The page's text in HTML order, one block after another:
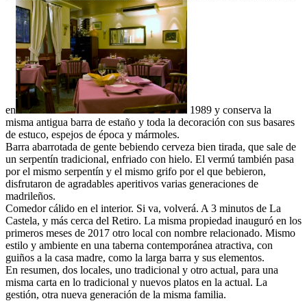
en
1989 y conserva la
misma antigua barra de estaño y toda la decoración con sus basares
de estuco, espejos de época y mármoles.
Barra abarrotada de gente bebiendo cerveza bien tirada, que sale de
un serpentín tradicional, enfriado con hielo. El vermú también pasa
por el mismo serpentín y el mismo grifo por el que bebieron,
disfrutaron de agradables aperitivos varias generaciones de
madrileños.
Comedor cálido en el interior. Si va, volverá. A 3 minutos de La
Castela, y más cerca del Retiro. La misma propiedad inauguró en los
primeros meses de 2017 otro local con nombre relacionado. Mismo
estilo y ambiente en una taberna contemporánea atractiva, con
guiños a la casa madre, como la larga barra y sus elementos.
En resumen, dos locales, uno tradicional y otro actual, para una
misma carta en lo tradicional y nuevos platos en la actual. La
gestión, otra nueva generación de la misma familia.